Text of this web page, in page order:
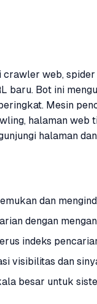
web,
baru. Bot ini
Mesin
halaman
halaman
dan
dengan
indeks
visibilitas dan
besar untuk